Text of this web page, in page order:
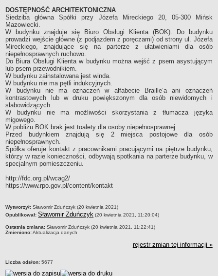
DOSTĘPNOŚĆ ARCHITEKTONICZNA
Siedziba główna Spółki przy Józefa Mireckiego 20, 05-300 Mińsk
Mazowiecki.
W budynku znajduje się Biuro Obsługi Klienta (BOK). Do budynku
prowadzi wejście główne (z podjazdem z poręczami) od strony ul. Józefa
Mireckiego, znajdujące się na parterze z ułatwieniami dla osób
niepełnosprawnych ruchowo.
Do Biura Obsługi Klienta w budynku można wejść z psem asystującym
lub psem przewodnikiem.
W budynku zainstalowana jest winda.
W budynku nie ma pętli indukcyjnych.
W budynku nie ma oznaczeń w alfabecie Braille’a ani oznaczeń
kontrastowych lub w druku powiększonym dla osób niewidomych i
słabowidzących.
W budynku nie ma możliwości skorzystania z tłumacza języka
migowego.
W pobliżu BOK brak jest toalety dla osoby niepełnosprawnej.
Przed budynkiem znajdują się 2 miejsca postojowe dla osób
niepełnosprawnych.
Spółka oferuje kontakt z pracownikami pracującymi na piętrze budynku,
którzy w razie konieczności, odbywają spotkania na parterze budynku, w
specjalnym pomieszczeniu.
http://fdc.org.pl/wcag2/
https://www.rpo.gov.pl/content/kontakt
metryczka
Wytworzył: Sławomir Zduńczyk (20 kwietnia 2021)
Opublikował: Sławomir Zduńczyk (20 kwietnia 2021, 11:20:04)
Ostatnia zmiana: Sławomir Zduńczyk (20 kwietnia 2021, 11:22:41)
Zmieniono:Aktualizacja danych
rejestr zmian tej informacji »
Liczba odsłon: 5677